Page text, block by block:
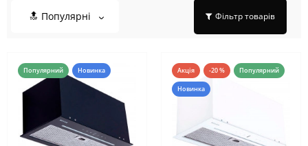
🔝 Популярні Фільтр товарів
Популярний Новинка Акція -20 % Популярний
Новинка